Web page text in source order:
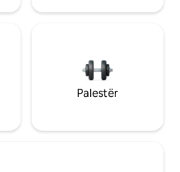
Palestër